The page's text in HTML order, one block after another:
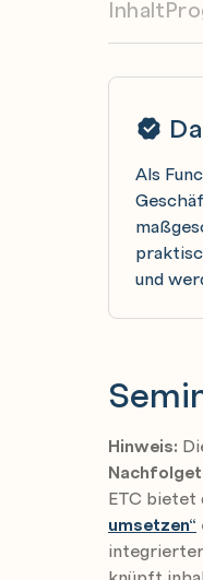
Inhalt
Als
und
Hinweis:
ETC bietet
umsetzen“
integrierter